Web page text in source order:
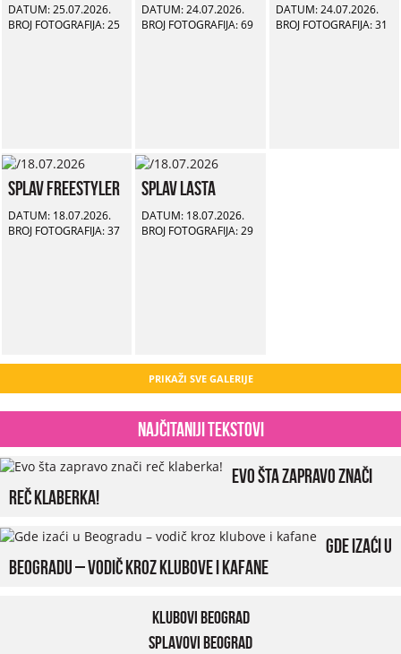
DATUM: 25.07.2026.
BROJ FOTOGRAFIJA: 25
DATUM: 24.07.2026.
BROJ FOTOGRAFIJA: 69
DATUM: 24.07.2026.
BROJ FOTOGRAFIJA: 31
Splav Freestyler
DATUM: 18.07.2026.
BROJ FOTOGRAFIJA: 37
Splav Lasta
DATUM: 18.07.2026.
BROJ FOTOGRAFIJA: 29
PRIKAŽI SVE GALERIJE
Najčitaniji tekstovi
Evo šta zapravo znači
reč klaberka!
Gde izaći u
Beogradu – vodič kroz klubove i kafane
Klubovi Beograd
Splavovi Beograd